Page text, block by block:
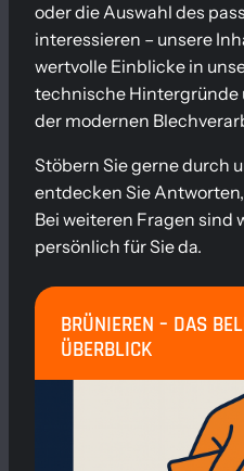
oder die Auswahl des
interessieren – unsere
wertvolle Einblicke in
technische Hintergründe
der modernen
Stöbern Sie gerne durch
entdecken Sie
Bei weiteren Fragen sind
persönlich für Sie da.
BRÜNIEREN – DAS
ÜBERBLICK